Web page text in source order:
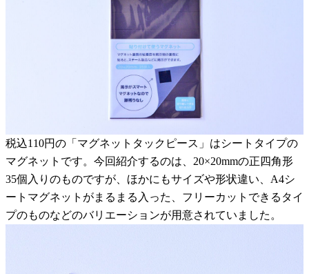
税込110円の「マグネットタックピース」はシートタイプの
マグネットです。今回紹介するのは、20×20mmの正四角形
35個入りのものですが、ほかにもサイズや形状違い、A4シ
ートマグネットがまるまる入った、フリーカットできるタイ
プのものなどのバリエーションが用意されていました。